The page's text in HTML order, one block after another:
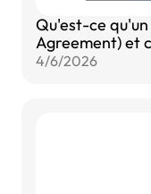
Qu'est-ce
Agreement) et
4/6/2026